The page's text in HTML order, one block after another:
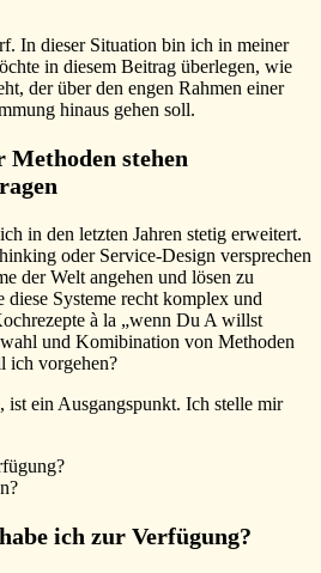
In dieser Situation bin ich in meiner
in diesem Beitrag überlegen, wie
der über den engen Rahmen einer
hinaus gehen soll.
Methoden stehen
in den letzten Jahren stetig erweitert.
oder Service-Design versprechen
der Welt angehen und lösen zu
Systeme recht komplex und
à la „wenn Du A willst
und Komibination von Methoden
ich vorgehen?
ist ein Ausgangspunkt. Ich stelle mir
ich zur Verfügung?